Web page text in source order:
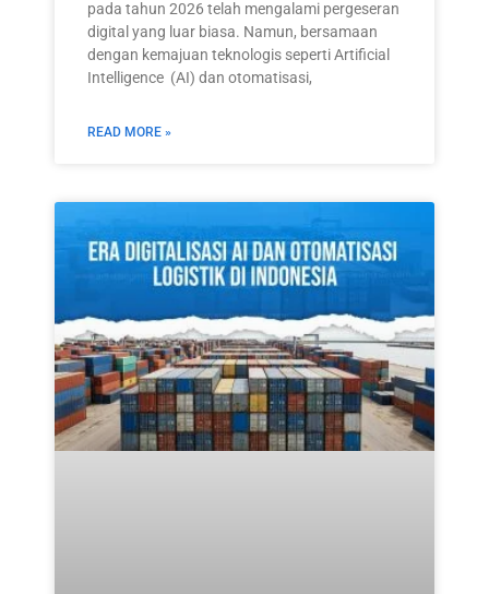
pada tahun 2026 telah mengalami pergeseran
digital yang luar biasa. Namun, bersamaan
dengan kemajuan teknologis seperti Artificial
Intelligence (AI) dan otomatisasi,
READ MORE »